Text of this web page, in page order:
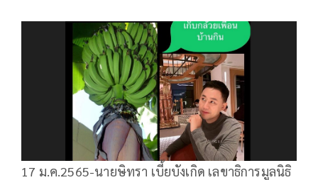
17 ม.ค.2565-นายษิทรา เบี้ยบังเกิด เลขาธิการมูลนิธิ